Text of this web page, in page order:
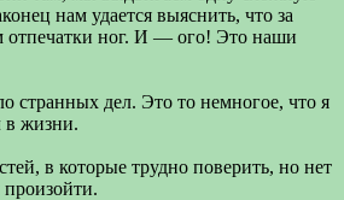
нам удается выяснить, что за
отпечатки ног. И — ого! Это наши
странных дел. Это то немногое, что я
в жизни.
в которые трудно поверить, но нет
произойти.